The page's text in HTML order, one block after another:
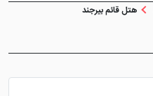
هتل قائم بیرجند